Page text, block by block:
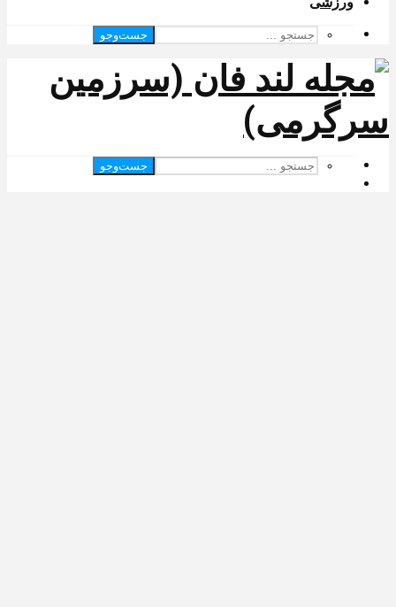
جست‌وجو
جست‌وجو